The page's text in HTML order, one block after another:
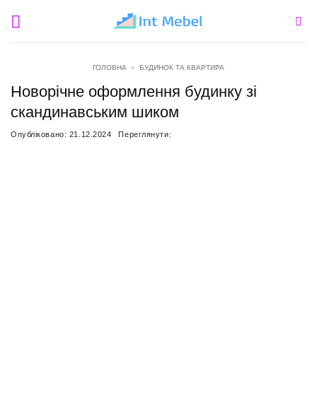
ГОЛОВНА » БУДИНОК ТА КВАРТИРА
Новорічне оформлення будинку зі
скандинавським шиком
Опубліковано: 21.12.2024 Переглянути: